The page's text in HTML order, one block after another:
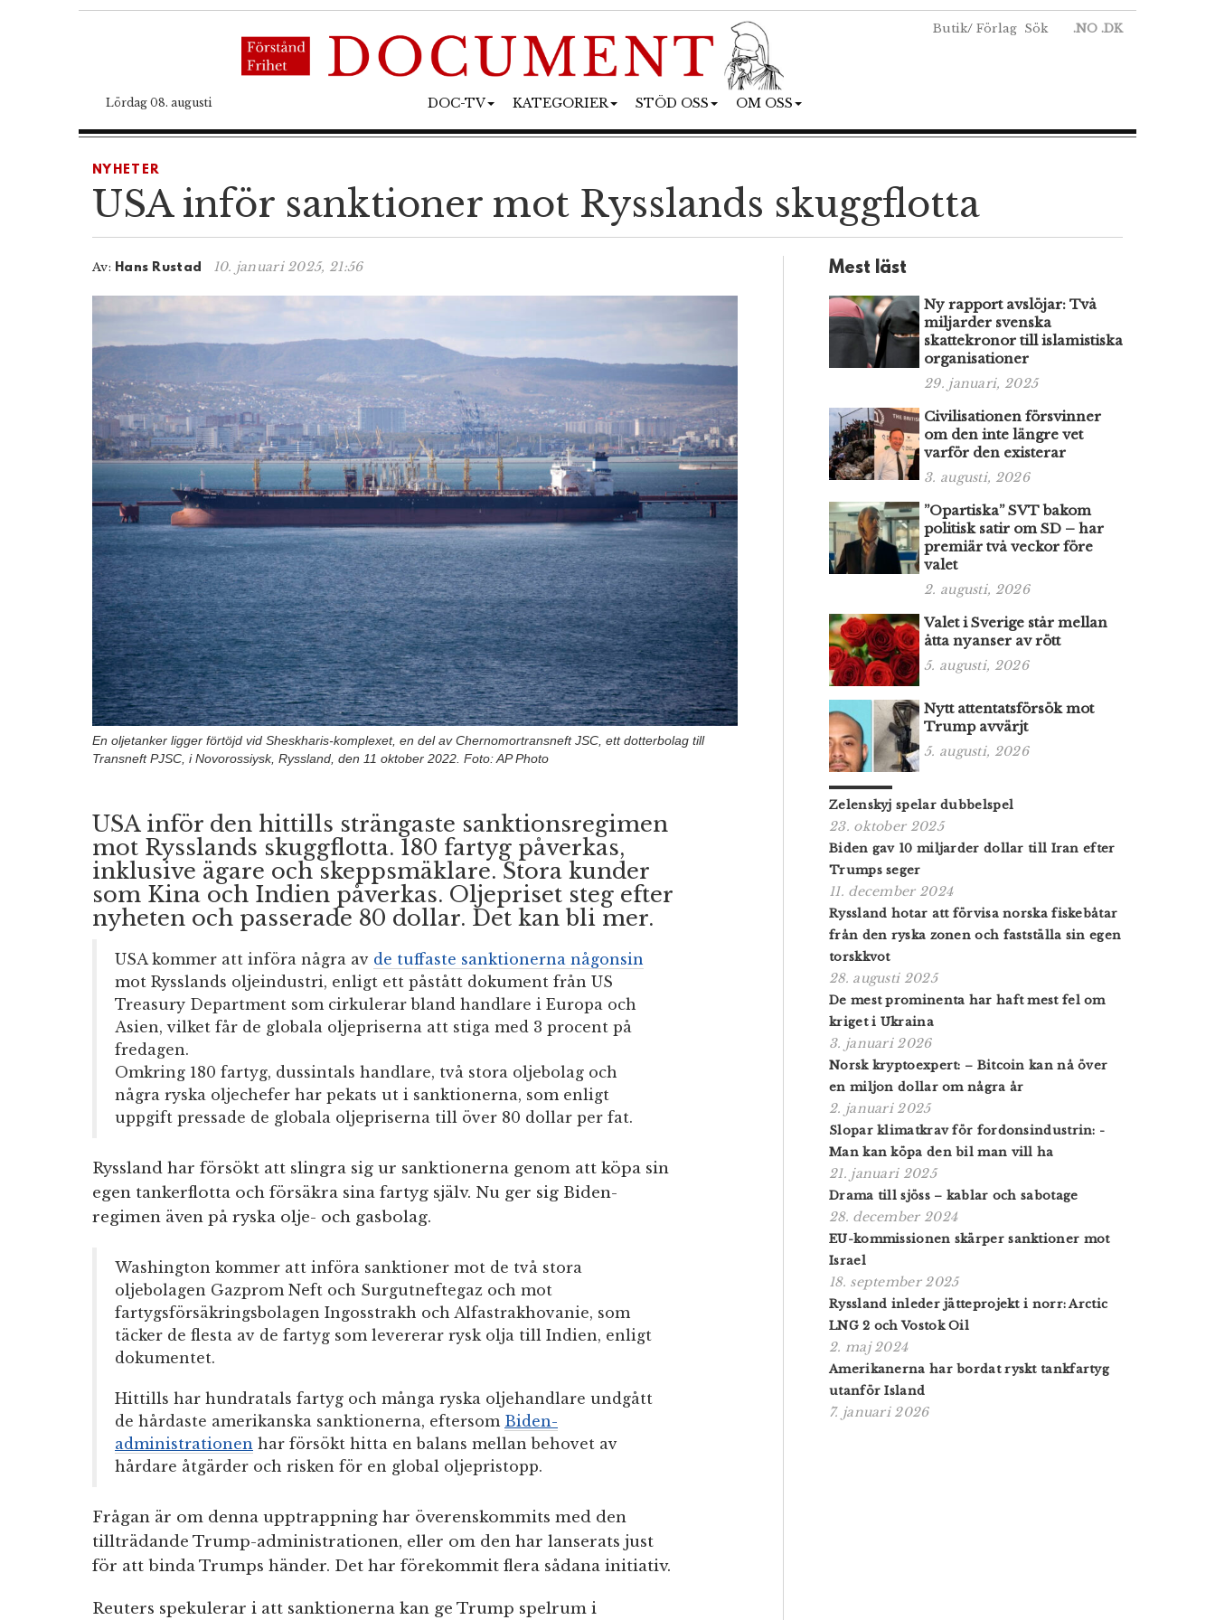
Butik/ Förlag Sök .NO .DK
Lördag 08. augusti DOC-TV KATEGORIER STÖD OSS OM OSS
NYHETER
USA inför sanktioner mot Rysslands skuggflotta
Av: Hans Rustad 10. januari 2025, 21:56
En oljetanker ligger förtöjd vid Sheskharis-komplexet, en del av Chernomortransneft JSC, ett dotterbolag till
Transneft PJSC, i Novorossiysk, Ryssland, den 11 oktober 2022. Foto: AP Photo
USA inför den hittills strängaste sanktionsregimen
mot Rysslands skuggflotta. 180 fartyg påverkas,
inklusive ägare och skeppsmäklare. Stora kunder
som Kina och Indien påverkas. Oljepriset steg efter
nyheten och passerade 80 dollar. Det kan bli mer.
USA kommer att införa några av de tuffaste sanktionerna någonsin
mot Rysslands oljeindustri, enligt ett påstått dokument från US
Treasury Department som cirkulerar bland handlare i Europa och
Asien, vilket får de globala oljepriserna att stiga med 3 procent på
fredagen.
Omkring 180 fartyg, dussintals handlare, två stora oljebolag och
några ryska oljechefer har pekats ut i sanktionerna, som enligt
uppgift pressade de globala oljepriserna till över 80 dollar per fat.
Ryssland har försökt att slingra sig ur sanktionerna genom att köpa sin
egen tankerflotta och försäkra sina fartyg själv. Nu ger sig Biden-
regimen även på ryska olje- och gasbolag.
Washington kommer att införa sanktioner mot de två stora
oljebolagen Gazprom Neft och Surgutneftegaz och mot
fartygsförsäkringsbolagen Ingosstrakh och Alfastrakhovanie, som
täcker de flesta av de fartyg som levererar rysk olja till Indien, enligt
dokumentet.
Hittills har hundratals fartyg och många ryska oljehandlare undgått
de hårdaste amerikanska sanktionerna, eftersom Biden-
administrationen har försökt hitta en balans mellan behovet av
hårdare åtgärder och risken för en global oljepristopp.
Frågan är om denna upptrappning har överenskommits med den
tillträdande Trump-administrationen, eller om den har lanserats just
för att binda Trumps händer. Det har förekommit flera sådana initiativ.
Reuters spekulerar i att sanktionerna kan ge Trump spelrum i
Mest läst
Ny rapport avslöjar: Två
miljarder svenska
skattekronor till islamistiska
organisationer
29. januari, 2025
Civilisationen försvinner
om den inte längre vet
varför den existerar
3. augusti, 2026
”Opartiska” SVT bakom
politisk satir om SD – har
premiär två veckor före
valet
2. augusti, 2026
Valet i Sverige står mellan
åtta nyanser av rött
5. augusti, 2026
Nytt attentatsförsök mot
Trump avvärjt
5. augusti, 2026
Zelenskyj spelar dubbelspel
23. oktober 2025
Biden gav 10 miljarder dollar till Iran efter
Trumps seger
11. december 2024
Ryssland hotar att förvisa norska fiskebåtar
från den ryska zonen och fastställa sin egen
torskkvot
28. augusti 2025
De mest prominenta har haft mest fel om
kriget i Ukraina
3. januari 2026
Norsk krypto­expert: – Bitcoin kan nå över
en miljon dollar om några år
2. januari 2025
Slopar klimatkrav för fordonsindustrin: -
Man kan köpa den bil man vill ha
21. januari 2025
Drama till sjöss – kablar och sabotage
28. december 2024
EU-kommissionen skärper sanktioner mot
Israel
18. september 2025
Ryssland inleder jätteprojekt i norr: Arctic
LNG 2 och Vostok Oil
2. maj 2024
Amerikanerna har bordat ryskt tankfartyg
utanför Island
7. januari 2026